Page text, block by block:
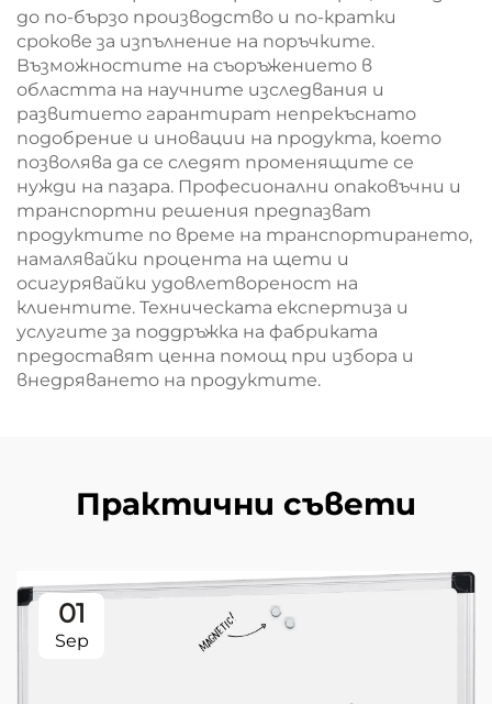
до по-бързо производство и по-кратки
срокове за изпълнение на поръчките.
Възможностите на съоръжението в
областта на научните изследвания и
развитието гарантират непрекъснато
подобрение и иновации на продукта, което
позволява да се следят променящите се
нужди на пазара. Професионални опаковъчни и
транспортни решения предпазват
продуктите по време на транспортирането,
намалявайки процента на щети и
осигурявайки удовлетвореност на
клиентите. Техническата експертиза и
услугите за поддръжка на фабриката
предоставят ценна помощ при избора и
внедряването на продуктите.
Практични съвети
01
Sep